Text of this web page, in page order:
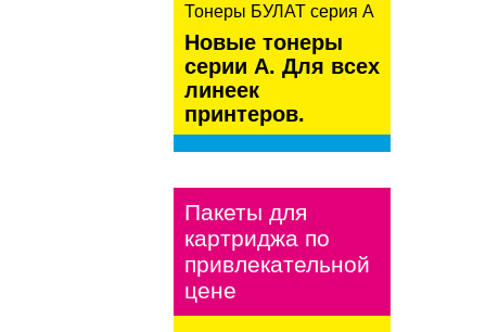
kaspersky
Тонеры БУЛАТ серия А
Новые тонеры
серии А. Для всех
линеек
принтеров.
Пакеты для
картриджа по
привлекательной
цене